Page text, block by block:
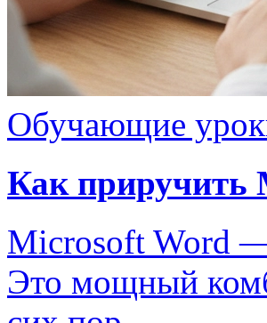
Обучающие
Как приручить
Microsoft Word —
Это мощный